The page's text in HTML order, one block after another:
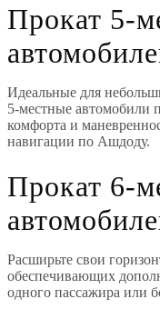
Прокат 5-
Идеальные для
5-местные автомобили
комфорта и
навигации по Ашдоду.
Прокат 6-
Расширьте свои
обеспечивающих
одного пассажира или